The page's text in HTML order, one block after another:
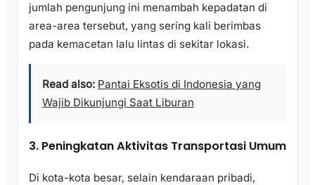
jumlah pengunjung ini menambah kepadatan di
area-area tersebut, yang sering kali berimbas
pada kemacetan lalu lintas di sekitar lokasi.
Read also: Pantai Eksotis di Indonesia yang
Wajib Dikunjungi Saat Liburan
3. Peningkatan Aktivitas Transportasi Umum
Di kota-kota besar, selain kendaraan pribadi,